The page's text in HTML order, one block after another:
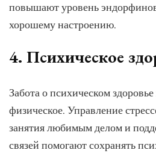
повышают уровень
хорошему настроению.
4. Психическое
Забота о психическом
физическое. Управление
занятия любимым делом и
связей помогают сохранять